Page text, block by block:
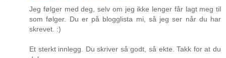
Jeg følger med deg, selv om jeg ikke lenger får lagt meg til
som følger. Du er på blogglista mi, så jeg ser når du har
skrevet. :)
Et sterkt innlegg. Du skriver så godt, så ekte. Takk for at du